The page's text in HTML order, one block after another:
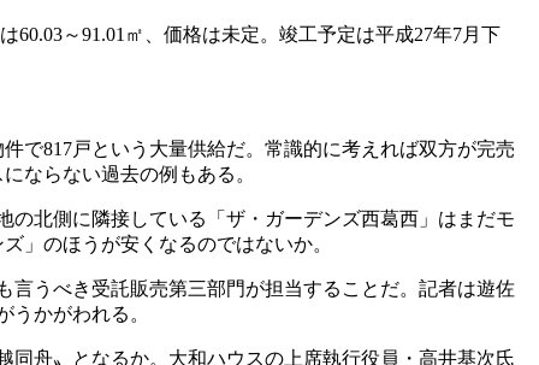
60.03～91.01 ㎡、価格は未定。竣工予定は平成27年7月下
件で817戸という大量供給だ。常識的に考えれば双方が完売
ならない過去の例もある。
北側に隣接している「ザ・ガーデンズ西葛西」はまだモ
」のほうが安くなるのではないか。
うべき受託販売第三部門が担当することだ。記者は遊佐
うかがわれる。
舟〟となるか。大和ハウスの上席執行役員・高井基次氏